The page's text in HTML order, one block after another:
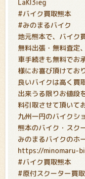
LaKl3ieg
#バイク買取熊本
#みのまるバイク
地元熊本で、バイク
無料出張・無料査定
車手続きも無料でお
様にお喜び頂けてお
良いバイクは高く買
出来うる限りお値段
料引取させて頂いて
九州一円のバイクシ
熊本のバイク・スク
みのまるバイクのホ
https://minomaru-
#バイク買取熊本
#原付スクーター買